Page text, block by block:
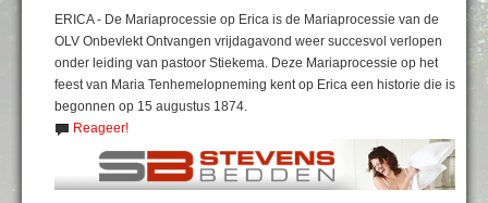
ERICA - De Mariaprocessie op Erica is de Mariaprocessie van de
OLV Onbevlekt Ontvangen vrijdagavond weer succesvol verlopen
onder leiding van pastoor Stiekema. Deze Mariaprocessie op het
feest van Maria Tenhemelopneming kent op Erica een historie die is
begonnen op 15 augustus 1874.
Reageer!